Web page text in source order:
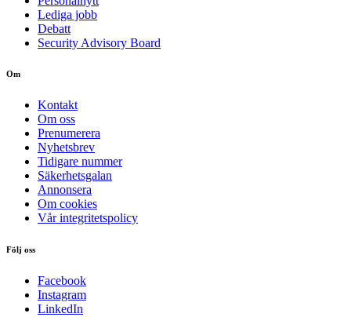
Lediga jobb
Debatt
Security Advisory Board
Om
Kontakt
Om oss
Prenumerera
Nyhetsbrev
Tidigare nummer
Säkerhetsgalan
Annonsera
Om cookies
Vår integritetspolicy
Följ oss
Facebook
Instagram
LinkedIn